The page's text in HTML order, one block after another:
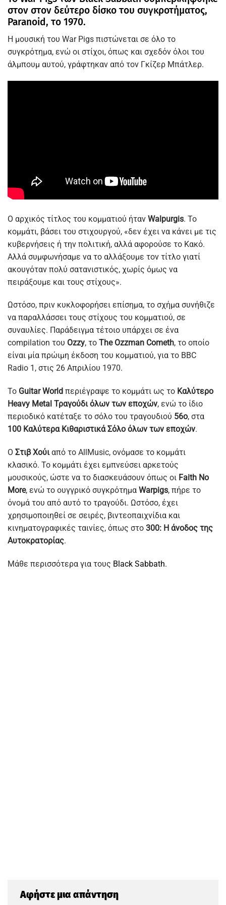
στον στον δεύτερο δίσκο του συγκροτήματος,
Paranoid, το 1970.
Η μουσική του War Pigs πιστώνεται σε όλο το
συγκρότημα, ενώ οι στίχοι, όπως και σχεδόν όλοι του
άλμπουμ αυτού, γράφτηκαν από τον Γκίζερ Μπάτλερ.
Ο αρχικός τίτλος του κομματιού ήταν Walpurgis. Το
κομμάτι, βάσει του στιχουργού, «δεν έχει να κάνει με τις
κυβερνήσεις ή την πολιτική, αλλά αφορούσε το Κακό.
Αλλά συμφωνήσαμε να το αλλάξουμε τον τίτλο γιατί
ακουγόταν πολύ σατανιστικός, χωρίς όμως να
πειράξουμε και τους στίχους».
Ωστόσο, πριν κυκλοφορήσει επίσημα, το σχήμα συνήθιζε
να παραλλάσσει τους στίχους του κομματιού, σε
συναυλίες. Παράδειγμα τέτοιο υπάρχει σε ένα
compilation του Ozzy, το The Ozzman Cometh, το οποίο
είναι μία πρώιμη έκδοση του κομματιού, για το BBC
Radio 1, στις 26 Απριλίου 1970.
Το Guitar World περιέγραψε το κομμάτι ως το Καλύτερο
Heavy Metal Τραγούδι όλων των εποχών, ενώ το ίδιο
περιοδικό κατέταξε το σόλο του τραγουδιού 56ο, στα
100 Καλύτερα Κιθαριστικά Σόλο όλων των εποχών.
Ο Στιβ Χούιαπό το AllMusic, ονόμασε το κομμάτι
κλασικό. Το κομμάτι έχει εμπνεύσει αρκετούς
μουσικούς, ώστε να το διασκευάσουν όπως οι Faith No
More, ενώ το ουγγρικό συγκρότημα Warpigs, πήρε το
όνομά του από αυτό το τραγούδι. Ωστόσο, έχει
χρησιμοποιηθεί σε σειρές, βιντεοπαιχνίδια και
κινηματογραφικές ταινίες, όπως στο 300: Η άνοδος της
Αυτοκρατορίας.
Μάθε περισσότερα για τους Black Sabbath.
Αφήστε μια απάντηση